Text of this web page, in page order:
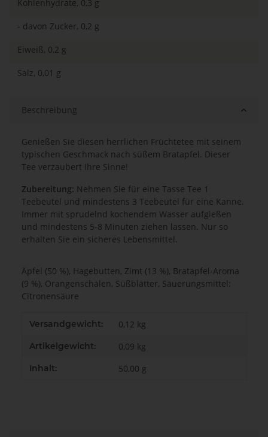
Kohlenhydrate, 0,3 g
- davon Zucker, 0,2 g
Eiweiß, 0,2 g
Salz, 0,01 g
Beschreibung
Genießen Sie diesen herrlichen Früchtetee mit seinem
typischen Geschmack nach süßem Bratapfel. Dieser
Tee verzaubert Ihre Sinne!
Zubereitung: Nehmen Sie für eine Tasse Tee 1
Teebeutel und mindestens 3 Teebeutel für eine Kanne.
Immer mit sprudelnd kochendem Wasser aufgießen
und mindestens 5-8 Minuten ziehen lassen. Nur so
erhalten Sie ein sicheres Lebensmittel.
Äpfel (50 %), Hagebutten, Zimt (13 %), Bratapfel-Aroma
(9 %), Orangenschalen, Süßblätter, Säuerungsmittel:
Citronensäure
Produkteigenschaft
Wert
Versandgewicht: 0,12 kg
Artikelgewicht: 0,09 kg
Inhalt: 50,00 g